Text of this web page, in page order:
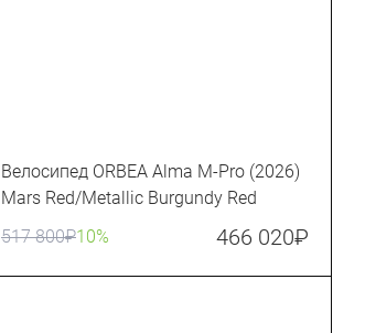
Велосипед ORBEA Alma M-Pro (2026)
Mars Red/Metallic Burgundy Red
517 800₽10% 466 020₽